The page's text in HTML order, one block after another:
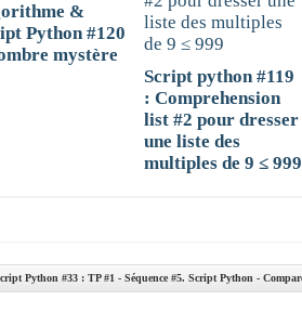
&
Python #120
mystère
Script python #119
: Comprehension
list #2 pour dresser
une liste des
multiples de 9 ≤ 999